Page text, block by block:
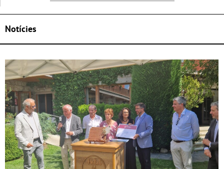
Notícies